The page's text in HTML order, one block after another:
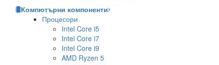
Компютърни компоненти
Процесори
Intel Core i5
Intel Core i7
Intel Core i9
AMD Ryzen 5